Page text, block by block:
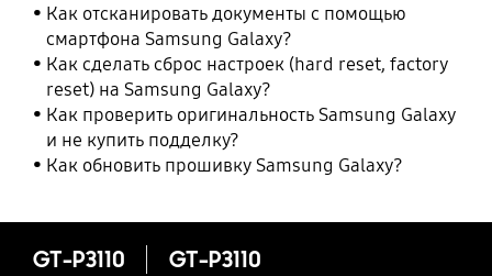
Как отсканировать документы с помощью
смартфона Samsung Galaxy?
Как сделать сброс настроек (hard reset, factory
reset) на Samsung Galaxy?
Как проверить оригинальность Samsung Galaxy
и не купить подделку?
Как обновить прошивку Samsung Galaxy?
GT-P3110 GT-P3110